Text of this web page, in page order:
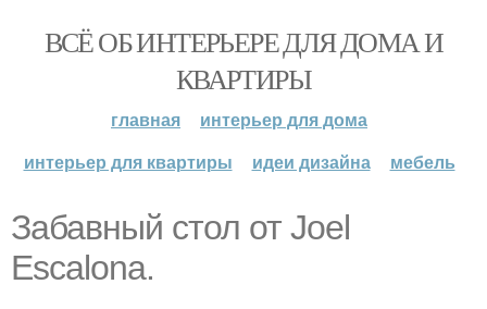
ВСЁ ОБ ИНТЕРЬЕРЕ ДЛЯ ДОМА И
КВАРТИРЫ
главная
интерьер для дома
интерьер для квартиры
идеи дизайна мебель
Забавный стол от Joel
Escalona.